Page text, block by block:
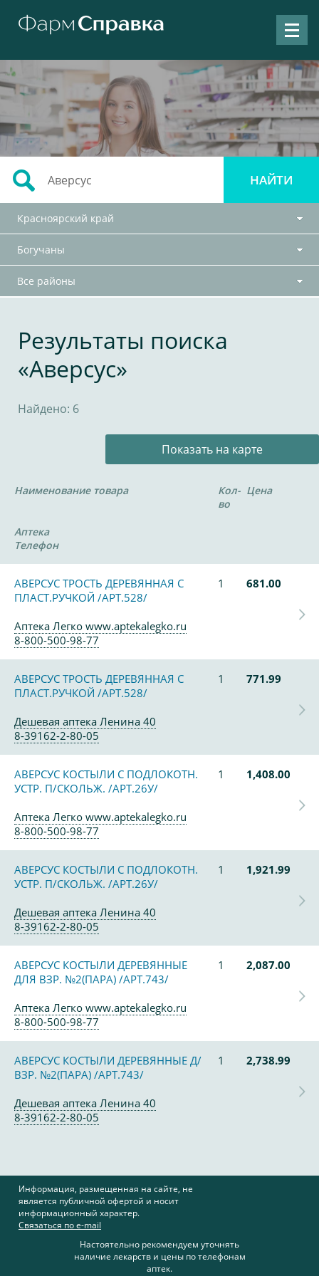
Красноярский край
Богучаны
Все районы
Результаты поиска
«Аверсус»
Найдено: 6
Показать на карте
Наименование товара
Кол-
во
Цена
Аптека
Телефон
АВЕРСУС ТРОСТЬ ДЕРЕВЯННАЯ С
ПЛАСТ.РУЧКОЙ /АРТ.528/
1 681.00
Аптека Легко www.aptekalegko.ru
8-800-500-98-77
АВЕРСУС ТРОСТЬ ДЕРЕВЯННАЯ С
ПЛАСТ.РУЧКОЙ /АРТ.528/
1 771.99
Дешевая аптека Ленина 40
8-39162-2-80-05
АВЕРСУС КОСТЫЛИ С ПОДЛОКОТН.
УСТР. П/СКОЛЬЖ. /АРТ.26У/
1 1,408.00
Аптека Легко www.aptekalegko.ru
8-800-500-98-77
АВЕРСУС КОСТЫЛИ С ПОДЛОКОТН.
УСТР. П/СКОЛЬЖ. /АРТ.26У/
1 1,921.99
Дешевая аптека Ленина 40
8-39162-2-80-05
АВЕРСУС КОСТЫЛИ ДЕРЕВЯННЫЕ
ДЛЯ ВЗР. №2(ПАРА) /АРТ.743/
1 2,087.00
Аптека Легко www.aptekalegko.ru
8-800-500-98-77
АВЕРСУС КОСТЫЛИ ДЕРЕВЯННЫЕ Д/
ВЗР. №2(ПАРА) /АРТ.743/
1 2,738.99
Дешевая аптека Ленина 40
8-39162-2-80-05
Информация, размещенная на сайте, не
является публичной офертой и носит
информационный характер.
Связаться по e-mail
Настоятельно рекомендуем уточнять
наличие лекарств и цены по телефонам
аптек.